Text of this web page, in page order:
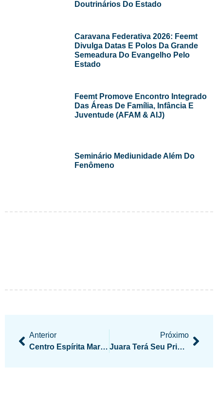
Doutrinários Do Estado
Caravana Federativa 2026: Feemt
Divulga Datas E Polos Da Grande
Semeadura Do Evangelho Pelo
Estado
Feemt Promove Encontro Integrado
Das Áreas De Família, Infância E
Juventude (AFAM & AIJ)
Seminário Mediunidade Além Do
Fenômeno
Anterior
Centro Espírita Maranhense Promove Encontro Com O Projeto Espiritizar
Próximo
Juara Terá Seu Primeiro Encontro Da Família